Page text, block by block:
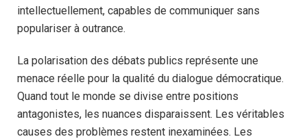
intellectuellement, capables de communiquer sans
populariser à outrance.
La polarisation des débats publics représente une
menace réelle pour la qualité du dialogue démocratique.
Quand tout le monde se divise entre positions
antagonistes, les nuances disparaissent. Les véritables
causes des problèmes restent inexaminées. Les